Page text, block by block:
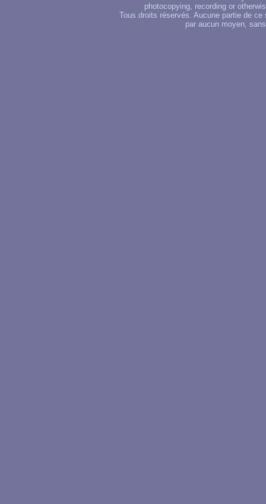
photocopying, recording or
Tous droits réservés. Aucune partie de
par aucun moyen,